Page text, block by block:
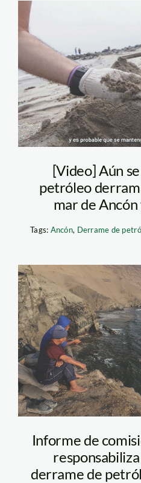
playas-
[Video] Aún
petróleo
mar de Ancón
Tags: Ancón, Derrame de
chacra-
perez-
Informe de
derrame de